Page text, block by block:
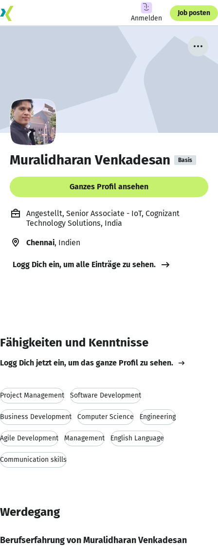
Anmelden
Job posten
Muralidharan Venkadesan Basis
Ganzes Profil ansehen
Angestellt, Senior Associate - IoT, Cognizant
Technology Solutions, India
Chennai, Indien
Logg Dich ein, um alle Einträge zu sehen.
Fähigkeiten und Kenntnisse
Logg Dich jetzt ein, um das ganze Profil zu sehen.
Project Management Software Development
Business Development Computer Science Engineering
Agile Development Management English Language
Communication skills
Werdegang
Berufserfahrung von Muralidharan Venkadesan